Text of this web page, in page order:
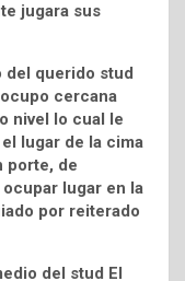
jugara sus
del querido stud
cercana
nivel lo cual le
lugar de la cima
porte, de
lugar en la
por reiterado
del stud El